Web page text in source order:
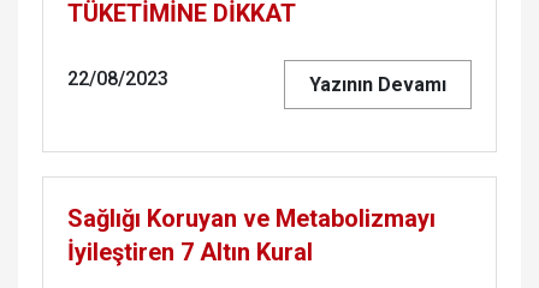
TÜKETİMİNE DİKKAT
22/08/2023 Yazının Devamı
Sağlığı Koruyan ve Metabolizmayı
İyileştiren 7 Altın Kural